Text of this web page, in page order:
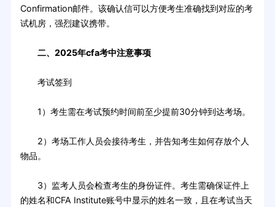
Confirmation邮件。该确认信可以方便考生准确找到对应的考
试机房，强烈建议携带。
二、2025年cfa考中注意事项
考试签到
1）考生需在考试预约时间前至少提前30分钟到达考场。
2）考场工作人员会接待考生，并告知考生如何存放个人
物品。
3）监考人员会检查考生的身份证件。考生需确保证件上
的姓名和CFA Institute账号中显示的姓名一致，且在考试当天